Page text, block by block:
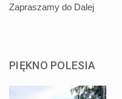
Zapraszamy do Dalej
PIĘKNO POLESIA